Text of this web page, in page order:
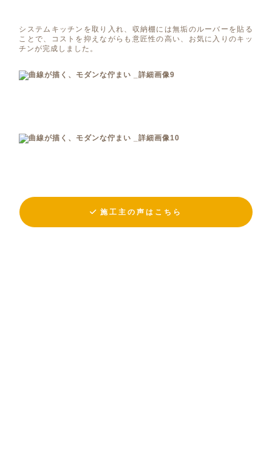
システムキッチンを取り入れ、収納棚には無垢のルーバーを貼る
ことで、コストを抑えながらも意匠性の高い、お気に入りのキッ
チンが完成しました。
施工主の声はこちら